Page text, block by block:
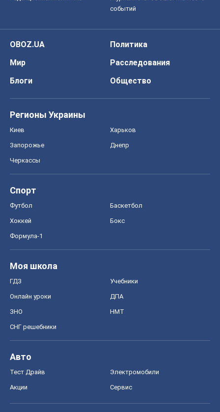
событий
OBOZ.UA
Политика
Мир
Расследования
Блоги
Общество
Регионы Украины
Киев Харьков
Запорожье Днепр
Черкассы
Спорт
Футбол Баскетбол
Хоккей Бокс
Формула-1
Моя школа
ГДЗ Учебники
Онлайн уроки ДПА
ЗНО НМТ
СНГ решебники
Авто
Тест Драйв Электромобили
Акции Сервис